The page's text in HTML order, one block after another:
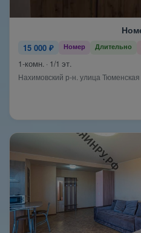
15 000 ₽ Номер Длительно
1-комн. · 1/1 эт.
Нахимовский р-н. улица Тюменская